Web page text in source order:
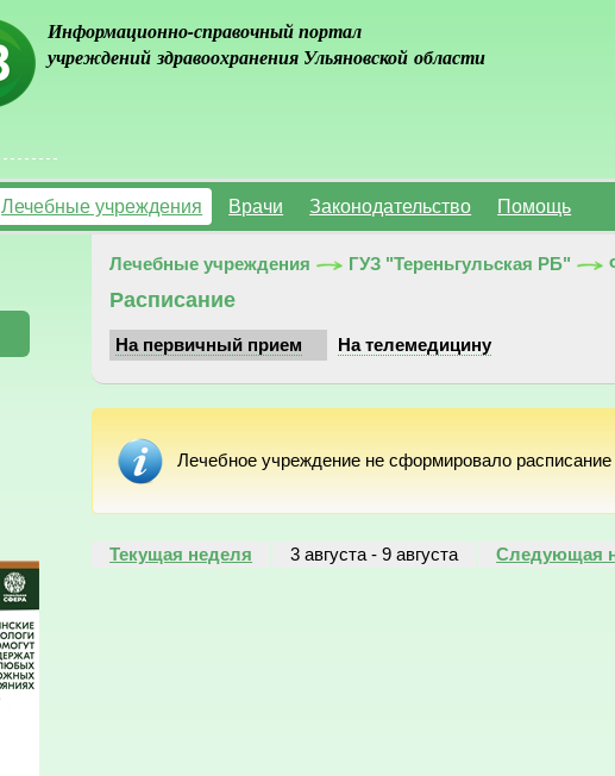
Информационно-справочный портал
учреждений здравоохранения Ульяновской области
Лечебные учреждения Врачи Законодательство Помощь
Лечебные учреждения ГУЗ "Тереньгульская РБ"
Расписание
На первичный прием На телемедицину
Лечебное учреждение не сформировало
Текущая неделя 3 августа-9 августа Следующая